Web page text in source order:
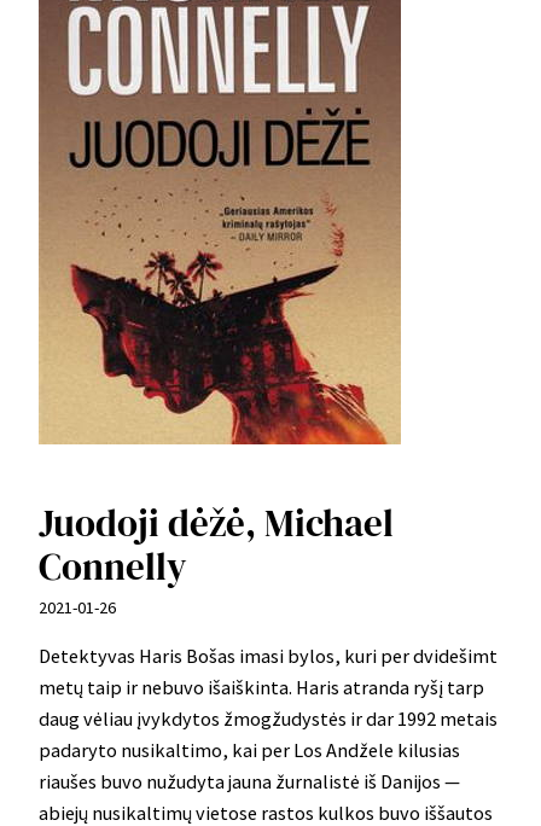
Juodoji dėžė, Michael
Connelly
2021-01-26
Detektyvas Haris Bošas imasi bylos, kuri per dvidešimt
metų taip ir nebuvo išaiškinta. Haris atranda ryšį tarp
daug vėliau įvykdytos žmogžudystės ir dar 1992 metais
padaryto nusikaltimo, kai per Los Andžele kilusias
riaušes buvo nužudyta jauna žurnalistė iš Danijos —
abiejų nusikaltimų vietose rastos kulkos buvo iššautos